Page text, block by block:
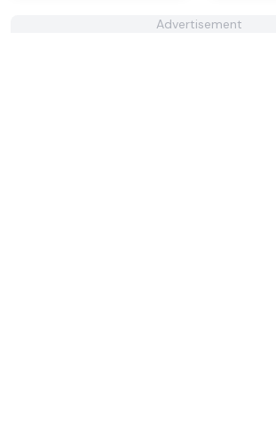
Advertisement